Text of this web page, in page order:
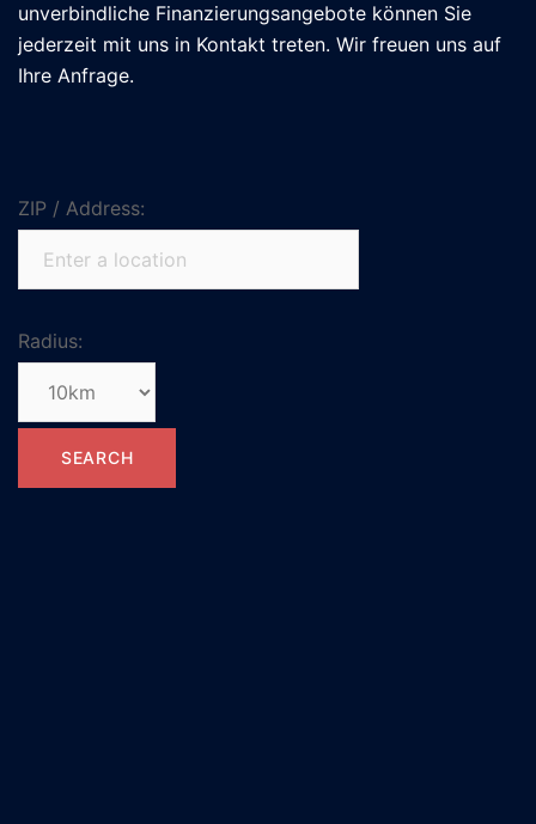
unverbindliche Finanzierungsangebote können Sie
jederzeit mit uns in Kontakt treten. Wir freuen uns auf
Ihre Anfrage.
ZIP / Address:
Radius: